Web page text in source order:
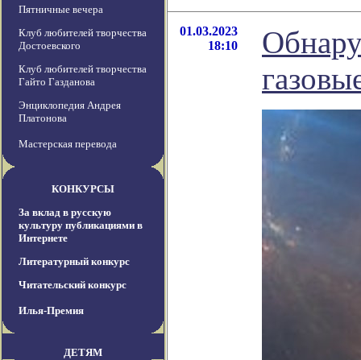
Пятничные вечера
Клуб любителей творчества
Достоевского
Клуб любителей творчества
Гайто Газданова
Энциклопедия Андрея
Платонова
Мастерская перевода
КОНКУРСЫ
За вклад в русскую
культуру публикациями в
Интернете
Литературный конкурс
Читательский конкурс
Илья-Премия
ДЕТЯМ
01.03.2023
18:10